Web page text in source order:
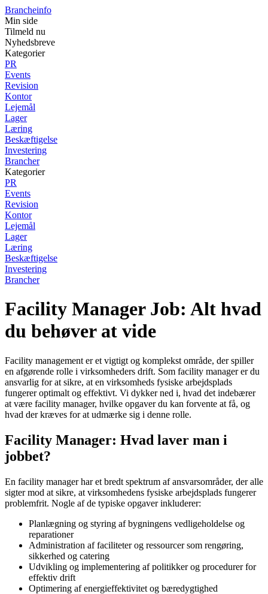
Brancheinfo
Min side
Tilmeld nu
Nyhedsbreve
Kategorier
PR
Events
Revision
Kontor
Lejemål
Lager
Læring
Beskæftigelse
Investering
Brancher
Kategorier
PR
Events
Revision
Kontor
Lejemål
Lager
Læring
Beskæftigelse
Investering
Brancher
Facility Manager Job: Alt hvad
du behøver at vide
Facility management er et vigtigt og komplekst område, der spiller
en afgørende rolle i virksomheders drift. Som facility manager er du
ansvarlig for at sikre, at en virksomheds fysiske arbejdsplads
fungerer optimalt og effektivt. Vi dykker ned i, hvad det indebærer
at være facility manager, hvilke opgaver du kan forvente at få, og
hvad der kræves for at udmærke sig i denne rolle.
Facility Manager: Hvad laver man i
jobbet?
En facility manager har et bredt spektrum af ansvarsområder, der alle
sigter mod at sikre, at virksomhedens fysiske arbejdsplads fungerer
problemfrit. Nogle af de typiske opgaver inkluderer:
Planlægning og styring af bygningens vedligeholdelse og
reparationer
Administration af faciliteter og ressourcer som rengøring,
sikkerhed og catering
Udvikling og implementering af politikker og procedurer for
effektiv drift
Optimering af energieffektivitet og bæredygtighed